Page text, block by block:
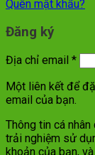
Quên mật khẩu?
Đăng ký
Địa chỉ email *
Một liên kết để
email của bạn.
Thông tin cá
trải nghiệm sử
khoản của bạn,